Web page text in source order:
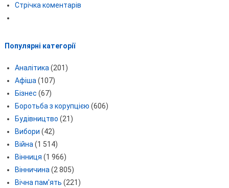
Стрічка коментарів
Популярні категорії
Аналітика (201)
Афіша (107)
Бізнес (67)
Боротьба з корупцією (606)
Будівництво (21)
Вибори (42)
Війна (1 514)
Вінниця (1 966)
Вінничина (2 805)
Вічна пам'ять (221)